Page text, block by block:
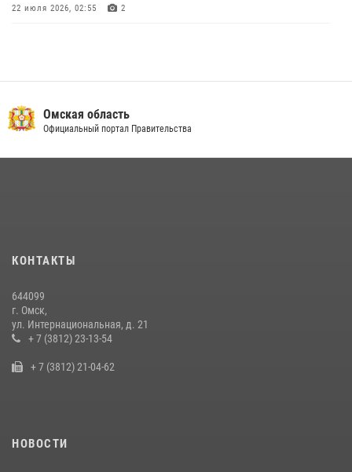
22 июля 2026, 02:55 2
Cотрудники ОМОН "Штурм" Росгвардии отработали навыки
пилотирования БПЛА в Омске
области
Росгвардия обеспечила безопасность уникального передвижного
музея «Поезд Победы» в Омске
Омская область
Официальный портал Правительства
КОНТАКТЫ
644099
г. Омск,
ул. Интернациональная, д. 21
+ 7 (3812) 23-13-54
+ 7 (3812) 21-04-62
НОВОСТИ